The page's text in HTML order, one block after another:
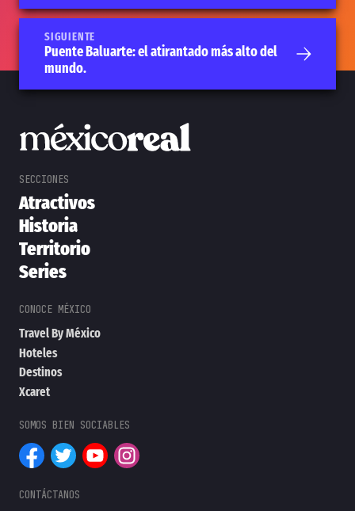
SIGUIENTE
Puente Baluarte: el atirantado más alto del
mundo.
Atractivos
Historia
Territorio
Series
Travel By México
Hoteles
Destinos
Xcaret